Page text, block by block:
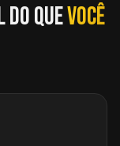
do quevocê